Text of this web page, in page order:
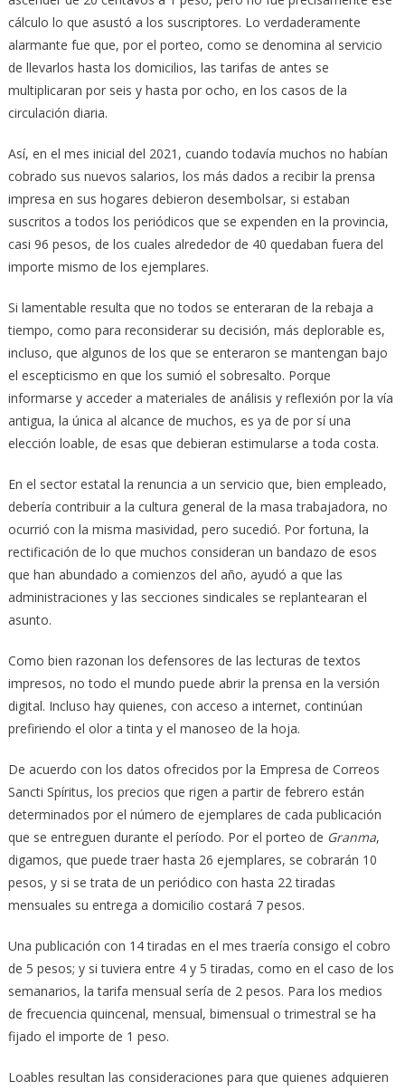
cálculo lo que asustó a los suscriptores. Lo verdaderamente
alarmante fue que, por el porteo, como se denomina al servicio
de llevarlos hasta los domicilios, las tarifas de antes se
multiplicaran por seis y hasta por ocho, en los casos de la
circulación diaria.
Así, en el mes inicial del 2021, cuando todavía muchos no habían
cobrado sus nuevos salarios, los más dados a recibir la prensa
impresa en sus hogares debieron desembolsar, si estaban
suscritos a todos los periódicos que se expenden en la provincia,
casi 96 pesos, de los cuales alrededor de 40 quedaban fuera del
importe mismo de los ejemplares.
Si lamentable resulta que no todos se enteraran de la rebaja a
tiempo, como para reconsiderar su decisión, más deplorable es,
incluso, que algunos de los que se enteraron se mantengan bajo
el escepticismo en que los sumió el sobresalto. Porque
informarse y acceder a materiales de análisis y reflexión por la vía
antigua, la única al alcance de muchos, es ya de por sí una
elección loable, de esas que debieran estimularse a toda costa.
En el sector estatal la renuncia a un servicio que, bien empleado,
debería contribuir a la cultura general de la masa trabajadora, no
ocurrió con la misma masividad, pero sucedió. Por fortuna, la
rectificación de lo que muchos consideran un bandazo de esos
que han abundado a comienzos del año, ayudó a que las
administraciones y las secciones sindicales se replantearan el
asunto.
Como bien razonan los defensores de las lecturas de textos
impresos, no todo el mundo puede abrir la prensa en la versión
digital. Incluso hay quienes, con acceso a internet, continúan
prefiriendo el olor a tinta y el manoseo de la hoja.
De acuerdo con los datos ofrecidos por la Empresa de Correos
Sancti Spíritus, los precios que rigen a partir de febrero están
determinados por el número de ejemplares de cada publicación
que se entreguen durante el período. Por el porteo de Granma,
digamos, que puede traer hasta 26 ejemplares, se cobrarán 10
pesos, y si se trata de un periódico con hasta 22 tiradas
mensuales su entrega a domicilio costará 7 pesos.
Una publicación con 14 tiradas en el mes traería consigo el cobro
de 5 pesos; y si tuviera entre 4 y 5 tiradas, como en el caso de los
semanarios, la tarifa mensual sería de 2 pesos. Para los medios
de frecuencia quincenal, mensual, bimensual o trimestral se ha
fijado el importe de 1 peso.
Loables resultan las consideraciones para que quienes adquieren